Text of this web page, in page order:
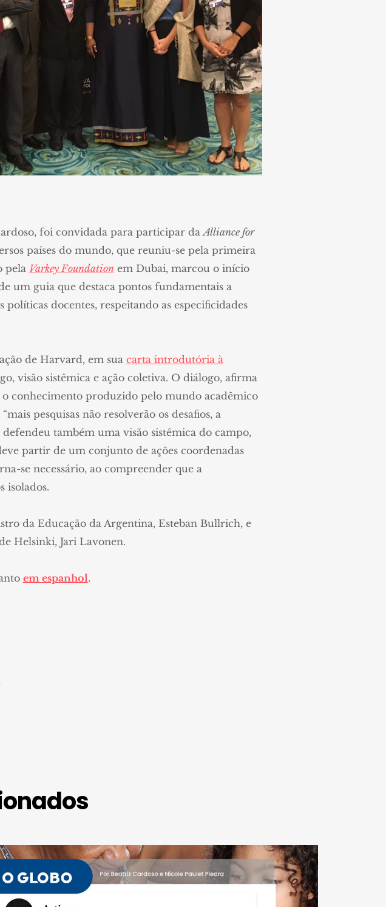
foi convidada para participar daAlliance for
países do mundo, que reuniu-se pela primeira
pela Varkey Foundationem Dubai, marcou o início
um guia que destaca pontos fundamentais a
docentes, respeitando as especificidades
de Harvard, em sua carta introdutória à
visão sistêmica e ação coletiva. O diálogo, afirma
conhecimento produzido pelo mundo acadêmico
pesquisas não resolverão os desafios, a
também uma visão sistêmica do campo,
partir de um conjunto de ações coordenadas
se necessário, ao compreender que a
isolados.
da Educação da Argentina, Esteban Bullrich, e
Helsinki, Jari Lavonen.
em espanhol.